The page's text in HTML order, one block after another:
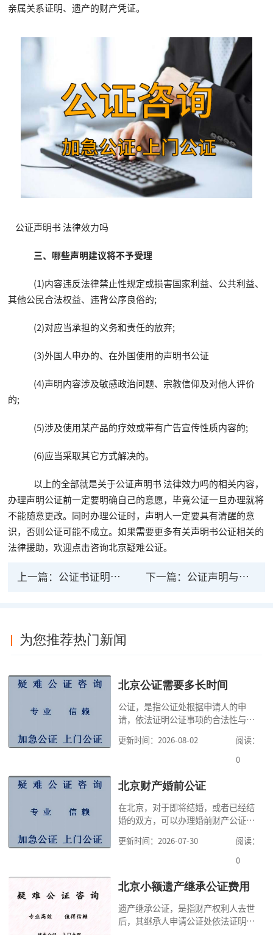
亲属关系证明、遗产的财产凭证。
公证声明书 法律效力吗
三、哪些声明建议将不予受理
(1)内容违反法律禁止性规定或损害国家利益、公共利益、
其他公民合法权益、违背公序良俗的;
(2)对应当承担的义务和责任的放弃;
(3)外国人申办的、在外国使用的声明书公证
(4)声明内容涉及敏感政治问题、宗教信仰及对他人评价
的;
(5)涉及使用某产品的疗效或带有广告宣传性质内容的;
(6)应当采取其它方式解决的。
以上的全部就是关于公证声明书 法律效力吗的相关内容，
办理声明公证前一定要明确自己的意愿，毕竟公证一旦办理就将
不能随意更改。同时办理公证时，声明人一定要具有清醒的意
识，否则公证可能不成立。如果需要更多有关声明书公证相关的
法律援助，欢迎点击咨询北京疑难公证。
上一篇： 公证书证明哪个更具法律效力？ 下一篇： 公证声明与自述遗嘱哪个法律效力大？
为您推荐热门新闻
北京公证需要多长时间
公证，是指公证处根据申请人的申
请，依法证明公证事项的合法性与真
高公证事项的效力，固定证据，但是
很多人不知道在北京办理公证需要多
家，办理公证的时候除了需要按照公
道北京公证需要什么材料,北京公证需
要多少钱？北京公
更新时间：2026-08-02
阅读：
0
北京财产婚前公证
在北京，对于即将结婚，或者已经结
婚的双方，可以办理婚前财产公证，
式，可以避免个人财产引发的纠纷，
但是，在北京办理婚前财产公证，除
料外，公证咨询告诉大家，我们有必
京婚前财产公证机构？了解这些不仅
有利于我们根
更新时间：2026-07-30
阅读：
0
北京小额遗产继承公证费用
遗产继承公证，是指财产权利人去世
后，其继承人申请公证处依法证明继